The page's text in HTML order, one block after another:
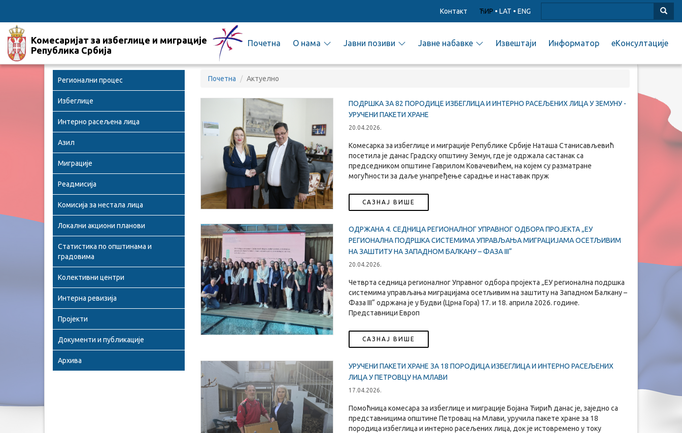
Контакт ЋИР •LAT •ENG
Комесаријат за избеглице и миграције
Република Србија
Почетна О нама Јавни позиви Јавне набавке Извештаји Информатор еКонсултације
Регионални процес
Избеглице
Интерно расељена лица
Азил
Миграције
Реадмисија
Комисија за нестала лица
Локални акциони планови
Статистика по општинама и
градовима
Колективни центри
Интерна ревизија
Пројекти
Документи и публикације
Архива
Почетна Актуелно
ПОДРШКА ЗА 82 ПОРОДИЦЕ ИЗБЕГЛИЦА И ИНТЕРНО РАСЕЉЕНИХ ЛИЦА У ЗЕМУНУ -
УРУЧЕНИ ПАКЕТИ ХРАНЕ
20.04.2026.
Комесарка за избеглице и миграције Републике Србије Наташа Станисављевић
посетила је данас Градску општину Земун, где је одржала састанак са
председником општине Гаврилом Ковачевићем, на којем су разматране
могућности за даље унапређење сарадње и наставак пруж
САЗНАЈ ВИШЕ
ОДРЖАНА 4. СЕДНИЦА РЕГИОНАЛНОГ УПРАВНОГ ОДБОРА ПРОЈЕКТА „ЕУ
РЕГИОНАЛНА ПОДРШКА СИСТЕМИМА УПРАВЉАЊА МИГРАЦИЈАМА ОСЕТЉИВИМ
НА ЗАШТИТУ НА ЗАПАДНОМ БАЛКАНУ – ФАЗА III“
20.04.2026.
Четврта седница регионалног Управног одбора пројекта „ЕУ регионална подршка
системима управљања миграцијама осетљивим на заштиту на Западном Балкану –
Фаза III“ одржана је у Будви (Црна Гора) 17. и 18. априла 2026. године.
Представници Европ
САЗНАЈ ВИШЕ
УРУЧЕНИ ПАКЕТИ ХРАНЕ ЗА 18 ПОРОДИЦА ИЗБЕГЛИЦА И ИНТЕРНО РАСЕЉЕНИХ
ЛИЦА У ПЕТРОВЦУ НА МЛАВИ
17.04.2026.
Помоћница комесара за избеглице и миграције Бојана Ћирић данас је, заједно са
представницима општине Петровац на Млави, уручила пакете хране за 18
породица избеглица и интерно расељених лица, док је истовремено у току